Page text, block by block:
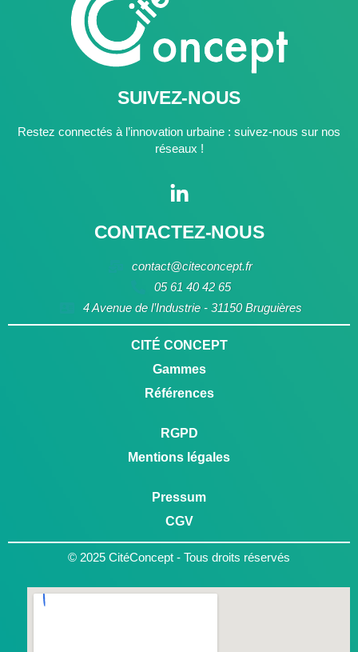
SUIVEZ-NOUS
Restez connectés à l’innovation urbaine : suivez-nous sur nos
réseaux !
CONTACTEZ-NOUS
contact@citeconcept.fr
05 61 40 42 65
4 Avenue de l’Industrie - 31150 Bruguières
CITÉ CONCEPT
Gammes
Références
RGPD
Mentions légales
Pressum
CGV
© 2025 CitéConcept - Tous droits réservés